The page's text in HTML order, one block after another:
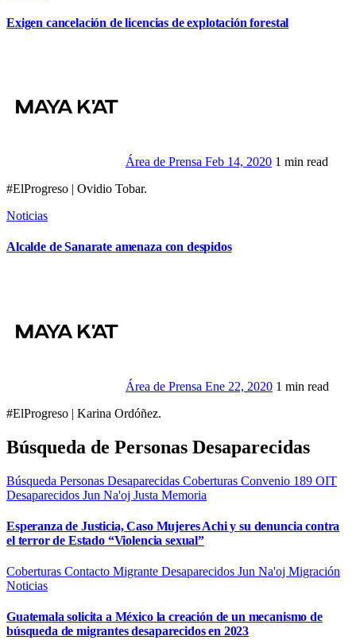
Exigen cancelación de licencias de explotación forestal
Área de Prensa Feb 14, 2020 1 min read
#ElProgreso | Ovidio Tobar.
Noticias
Alcalde de Sanarate amenaza con despidos
Área de Prensa Ene 22, 2020 1 min read
#ElProgreso | Karina Ordóñez.
Búsqueda de Personas Desaparecidas
Búsqueda Personas Desaparecidas Coberturas Convenio 189 OIT
Desaparecidos Jun Na'oj Justa Memoria
Esperanza de Justicia, Caso Mujeres Achi y su denuncia contra
el terror de Estado “Violencia sexual”
Coberturas Contacto Migrante Desaparecidos Jun Na'oj Migración
Noticias
Guatemala solicita a México la creación de un mecanismo de
búsqueda de migrantes desaparecidos en 2023